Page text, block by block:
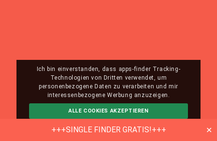
+++SINGLE FINDER GRATIS!+++ ✕
Ich bin einverstanden, dass apps-finder Tracking-
Technologien von Dritten verwendet, um
personenbezogene Daten zu verarbeiten und mir
interessenbezogene Werbung anzuzeigen.
ALLE COOKIES AKZEPTIEREN
ABLEHNEN MEHR INFO